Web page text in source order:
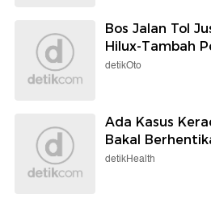
Bos Jalan Tol
Hilux-Tambah
detikOto
Ada Kasus
Bakal
detikHealth